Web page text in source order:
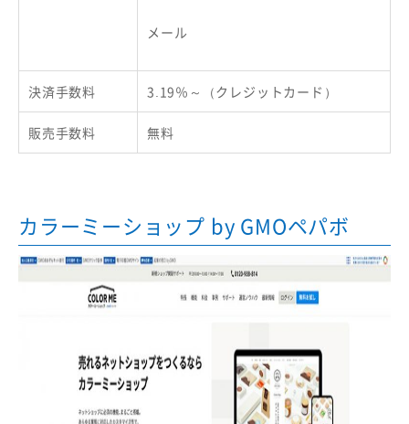
メール
決済手数料 3.19％～（クレジットカード）
販売手数料 無料
カラーミーショップ by GMOペパボ